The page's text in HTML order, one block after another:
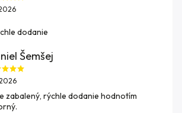
dodanie
Šemšej
zabalený, rýchle dodanie hodnotím